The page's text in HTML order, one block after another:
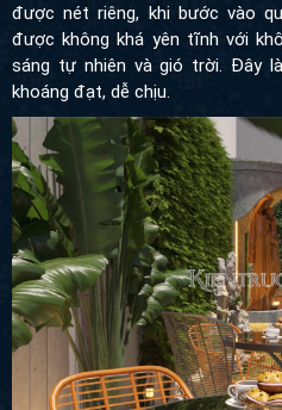
được nét riêng, khi bước vào
được không khá yên tĩnh với
sáng tự nhiên và gió trời. Đây
khoáng đạt, dễ chịu.